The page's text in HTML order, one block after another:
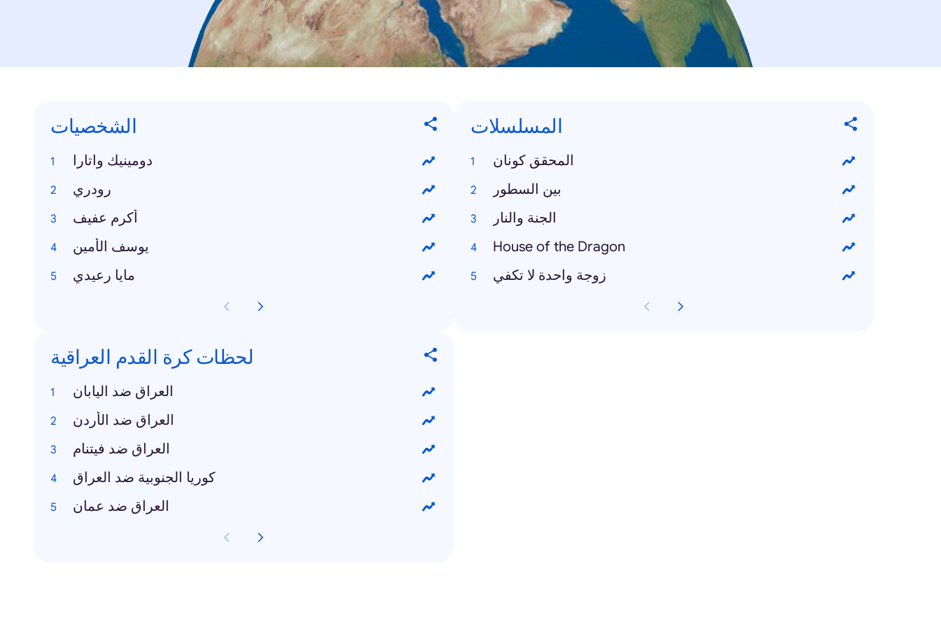
الشخصيات
دومينيك واتارا
رودري
أكرم عفيف
يوسف الأمين
مايا رعيدي
المسلسلات
المحقق كونان
بين السطور
الجنة والنار
House of the Dragon
زوجة واحدة لا تكفي
لحظات كرة القدم العراقية
العراق ضد اليابان
العراق ضد الأردن
العراق ضد فيتنام
كوريا الجنوبية ضد العراق
العراق ضد عمان